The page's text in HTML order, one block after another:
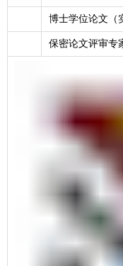
博士学位论文（
保密论文评审专